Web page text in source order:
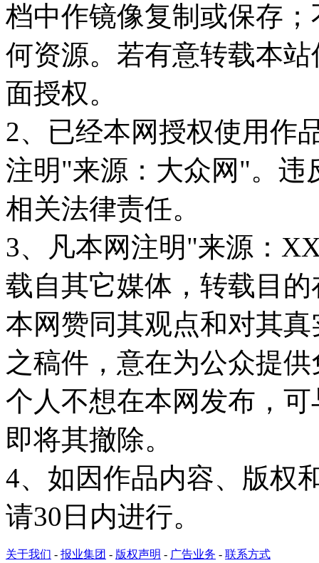
档中作镜像复制或保存
何资源。若有意转载本
面授权。
2、已经本网授权使用作
注明"来源：大众网"。违
相关法律责任。
3、凡本网注明"来源：
载自其它媒体，转载目
本网赞同其观点和对其
之稿件，意在为公众提
个人不想在本网发布，
即将其撤除。
4、如因作品内容、版权
请30日内进行。
关于我们 - 报业集团 - 版权声明 - 广告业务 - 联系方式